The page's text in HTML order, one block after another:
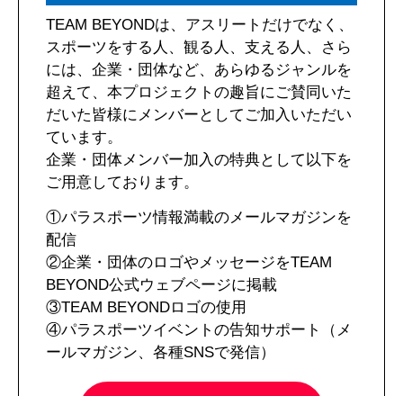
TEAM BEYONDは、アスリートだけでなく、
スポーツをする人、観る人、支える人、さら
には、企業・団体など、あらゆるジャンルを
超えて、本プロジェクトの趣旨にご賛同いた
だいた皆様にメンバーとしてご加入いただい
ています。
企業・団体メンバー加入の特典として以下を
ご用意しております。
①パラスポーツ情報満載のメールマガジンを
配信
②企業・団体のロゴやメッセージをTEAM
BEYOND公式ウェブページに掲載
③TEAM BEYONDロゴの使用
④パラスポーツイベントの告知サポート（メ
ールマガジン、各種SNSで発信）